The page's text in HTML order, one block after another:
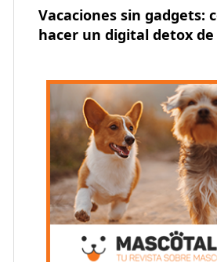
Vacaciones sin gadgets:
hacer un digital detox de